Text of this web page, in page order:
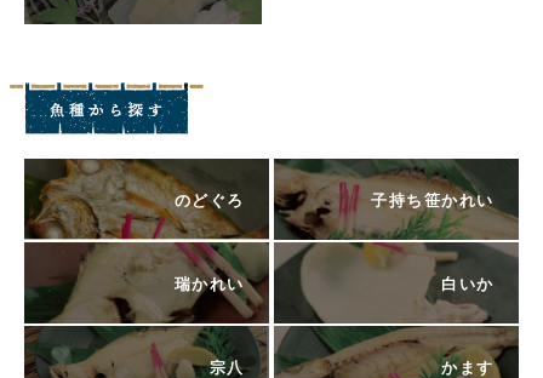
のどぐろ 子持ち笹かれい
瑞かれい 白いか
宗八 かます